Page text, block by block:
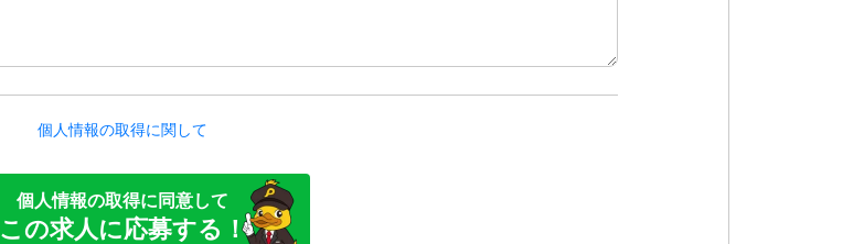
個人情報の取得に関して
個人情報の取得に同意して
この求人に応募する！